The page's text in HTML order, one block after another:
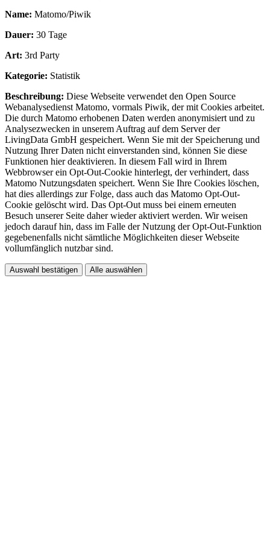
Name: Matomo/Piwik
Dauer: 30 Tage
Art: 3rd Party
Kategorie: Statistik
Beschreibung: Diese Webseite verwendet den Open Source
Webanalysedienst Matomo, vormals Piwik, der mit Cookies arbeitet.
Die durch Matomo erhobenen Daten werden anonymisiert und zu
Analysezwecken in unserem Auftrag auf dem Server der
LivingData GmbH gespeichert. Wenn Sie mit der Speicherung und
Nutzung Ihrer Daten nicht einverstanden sind, können Sie diese
Funktionen hier deaktivieren. In diesem Fall wird in Ihrem
Webbrowser ein Opt-Out-Cookie hinterlegt, der verhindert, dass
Matomo Nutzungsdaten speichert. Wenn Sie Ihre Cookies löschen,
hat dies allerdings zur Folge, dass auch das Matomo Opt-Out-
Cookie gelöscht wird. Das Opt-Out muss bei einem erneuten
Besuch unserer Seite daher wieder aktiviert werden. Wir weisen
jedoch darauf hin, dass im Falle der Nutzung der Opt-Out-Funktion
gegebenenfalls nicht sämtliche Möglichkeiten dieser Webseite
vollumfänglich nutzbar sind.
Auswahl bestätigen Alle auswählen